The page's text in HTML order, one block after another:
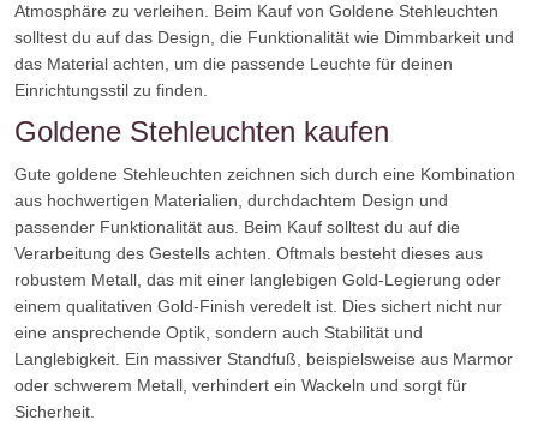
Atmosphäre zu verleihen. Beim Kauf von Goldene Stehleuchten
solltest du auf das Design, die Funktionalität wie Dimmbarkeit und
das Material achten, um die passende Leuchte für deinen
Einrichtungsstil zu finden.
Goldene Stehleuchten kaufen
Gute goldene Stehleuchten zeichnen sich durch eine Kombination
aus hochwertigen Materialien, durchdachtem Design und
passender Funktionalität aus. Beim Kauf solltest du auf die
Verarbeitung des Gestells achten. Oftmals besteht dieses aus
robustem Metall, das mit einer langlebigen Gold-Legierung oder
einem qualitativen Gold-Finish veredelt ist. Dies sichert nicht nur
eine ansprechende Optik, sondern auch Stabilität und
Langlebigkeit. Ein massiver Standfuß, beispielsweise aus Marmor
oder schwerem Metall, verhindert ein Wackeln und sorgt für
Sicherheit.